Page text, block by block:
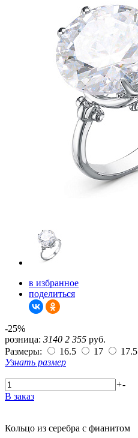
в избранное
поделиться
-25%
розница: 3140 2 355 руб.
Размеры:
16.5 17 17.5
Узнать размер
+-
В заказ
Кольцо из серебра с фианитом